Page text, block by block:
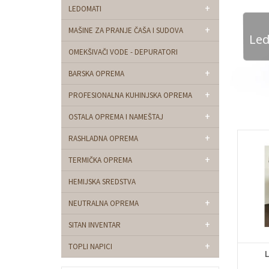
LEDOMATI +
MAŠINE ZA PRANJE ČAŠA I SUDOVA +
OMEKŠIVAČI VODE - DEPURATORI
BARSKA OPREMA +
PROFESIONALNA KUHINJSKA OPREMA +
OSTALA OPREMA I NAMEŠTAJ +
RASHLADNA OPREMA +
TERMIČKA OPREMA +
HEMIJSKA SREDSTVA
NEUTRALNA OPREMA +
SITAN INVENTAR +
TOPLI NAPICI +